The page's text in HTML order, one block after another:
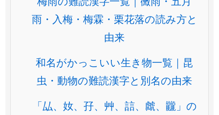
雨・入梅・梅霖・栗花落の読み方と
由来
和名がかっこいい生き物一覧｜昆
虫・動物の難読漢字と別名の由来
「厸、奻、孖、艸、誩、虤、龖」の